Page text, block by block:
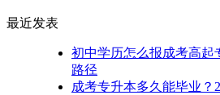
最近发表
初中学历怎么报成考高起
路径
成考专升本多久能毕业？